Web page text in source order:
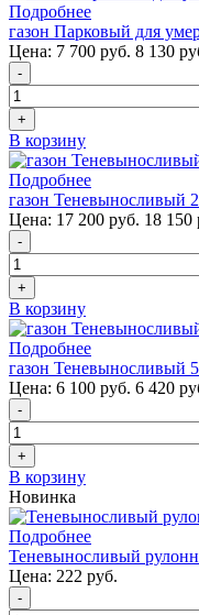
Подробнее
газон Парковый для
Цена: 7 700 руб. 8 130
-
+
В корзину
Подробнее
газон Теневыносливый
Цена: 17 200 руб. 18 150
-
+
В корзину
Подробнее
газон Теневыносливый
Цена: 6 100 руб. 6 420
-
+
В корзину
Новинка
Подробнее
Теневыносливый
Цена: 222 руб.
-